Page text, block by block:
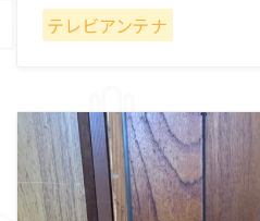
テレビアンテナ